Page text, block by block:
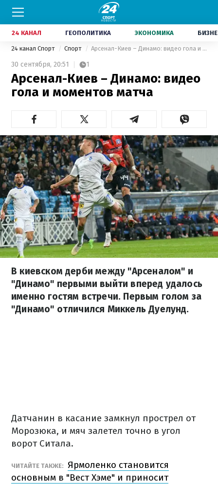
24 КАНАЛ ГЕОПОЛИТИКА ЭКОНОМИКА
24 канал Спорт Спорт Арсенал-Киев – Динамо: видео гола и моментов матча
30 сентября, 20:51 1
Арсенал-Киев – Динамо: видео
гола и моментов матча
В киевском дерби между "Арсеналом" и
"Динамо" первыми выйти вперед удалось
именно гостям встречи. Первым голом за
"Динамо" отличился Миккель Дуелунд.
Датчанин в касание замкнул прострел от
Морозюка, и мяч залетел точно в угол
ворот Ситала.
ЧИТАЙТЕ ТАКЖЕ: Ярмоленко становится
основным в "Вест Хэме" и приносит